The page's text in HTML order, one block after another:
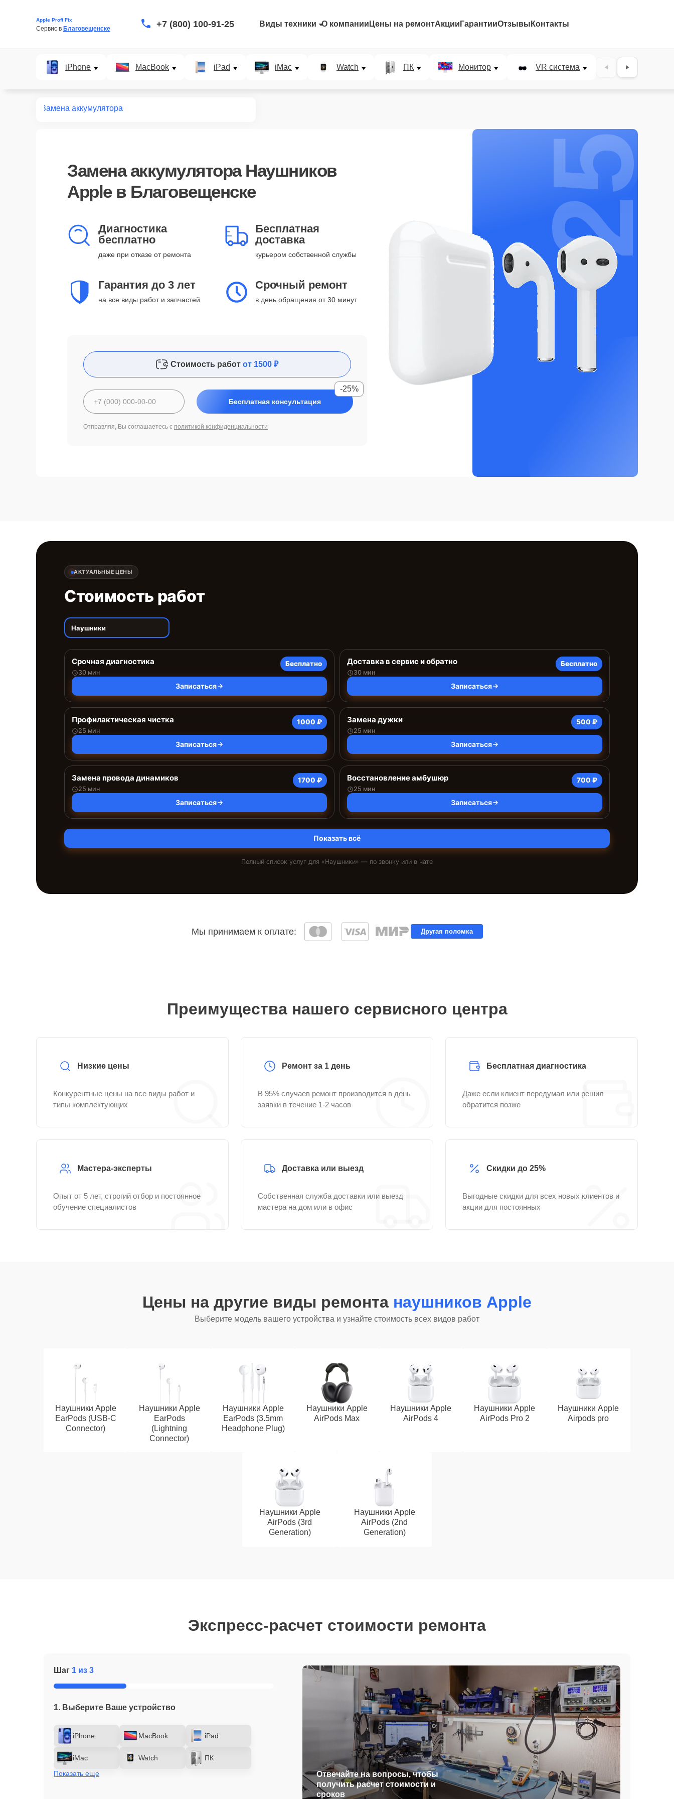
Apple Profi Fix
Сервис в Благовещенске +7 (800) 100-91-25 Виды техники О компании Цены на ремонтАкции ГарантииОтзывы Контакты
iPhone MacBook iPad iMac Watch ПК Монитор VR система Наушники
Замена аккумулятора
Замена аккумулятора Наушников
Apple в Благовещенске
Диагностика
бесплатно
даже при отказе от ремонта
Бесплатная
доставка
курьером собственной службы
Гарантия до 3 лет
на все виды работ и запчастей
Срочный ремонт
в день обращения от 30 минут
Стоимость работ от 1500 ₽
Бесплатная консультация
-25%
Отправляя, Вы соглашаетесь с политикой конфиденциальности
25%
АКТУАЛЬНЫЕ ЦЕНЫ
Стоимость работ
Наушники
Срочная диагностика
30 мин
Бесплатно
Записаться
Доставка в сервис и обратно
30 мин
Бесплатно
Записаться
Профилактическая чистка
25 мин
1000 ₽
Записаться
Замена дужки
25 мин
500 ₽
Записаться
Замена провода динамиков
25 мин
1700 ₽
Записаться
Восстановление амбушюр
25 мин
700 ₽
Записаться
Показать всё
Полный список услуг для «Наушники» — по звонку или в чате
Мы принимаем к оплате: Другая поломка
Преимущества нашего сервисного центра
Низкие цены
Конкурентные цены на все виды работ и
типы комплектующих
Ремонт за 1 день
В 95% случаев ремонт производится в день
заявки в течение 1-2 часов
Бесплатная диагностика
Даже если клиент передумал или решил
обратится позже
Мастера-эксперты
Опыт от 5 лет, строгий отбор и постоянное
обучение специалистов
Доставка или выезд
Собственная служба доставки или выезд
мастера на дом или в офис
Скидки до 25%
Выгодные скидки для всех новых клиентов и
акции для постоянных
Цены на другие виды ремонта наушников Apple
Выберите модель вашего устройства и узнайте стоимость всех видов работ
Наушники Apple
EarPods (USB-C
Connector)
Наушники Apple
EarPods
(Lightning
Connector)
Наушники Apple
EarPods (3.5mm
Headphone Plug)
Наушники Apple
AirPods Max
Наушники Apple
AirPods 4
Наушники Apple
AirPods Pro 2
Наушники Apple
Airpods pro
Наушники Apple
AirPods (3rd
Generation)
Наушники Apple
AirPods (2nd
Generation)
Экспресс-расчет стоимости ремонта
Шаг 1 из 3
1. Выберите Ваше устройство
iPhone MacBook iPad
iMac Watch
ПК
Показать еще
Отвечайте на вопросы, чтобы
получить расчет стоимости и
сроков